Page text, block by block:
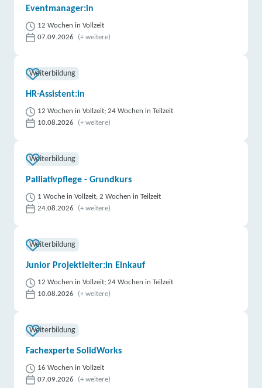
weitere Informationen
ProfeS GmbH | An Fronte Diez 2, 76726
Germersheim
Institut für Bildung und Beruf EU (IBB) | Adolph-
Kolping-Straße 3, 57627 Hachenburg
gemeinnützige Gesellschaft mbH | Auf der Idar 10,
55743 Idar-Oberstein
Fortbildungsakademie der Wirtschaft (faw)
gemeinnützige Gesellschaft mbH | Auf der Idar 17,
55743 Idar-Oberstein Partner
DAA Deutsche Angestellten-Akademie gGmbH |
Mainzer Str. 34, 55743 Idar-Oberstein
weitere Informationen
Eventmanager:in
12 Wochen in Vollzeit
07.09.2026
(+ weitere)
Weiterbildung
HR-Assistent:in
12 Wochen in Vollzeit; 24 Wochen in Teilzeit
10.08.2026
(+ weitere)
Weiterbildung
Palliativpflege - Grundkurs
1 Woche in Vollzeit; 2 Wochen in Teilzeit
24.08.2026
(+ weitere)
Weiterbildung
Junior Projektleiter:in Einkauf
12 Wochen in Vollzeit; 24 Wochen in Teilzeit
10.08.2026
(+ weitere)
Weiterbildung
Fachexperte SolidWorks
16 Wochen in Vollzeit
07.09.2026
(+ weitere)